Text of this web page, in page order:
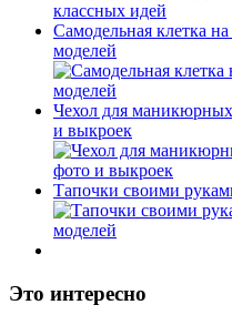
Самодельная клетка
моделей
Чехол для
и выкроек
Тапочки своими
Это интересно